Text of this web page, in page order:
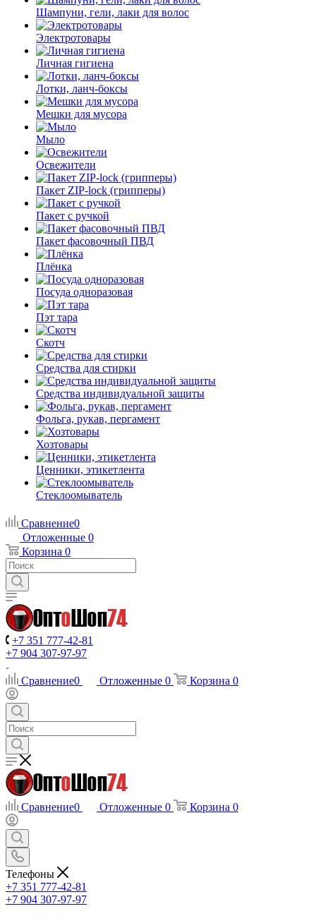
Шампуни, гели, лаки для волос
Электротовары
Личная гигиена
Лотки, ланч-боксы
Мешки для мусора
Мыло
Освежители
Пакет ZIP-lock (грипперы)
Пакет с ручкой
Пакет фасовочный ПВД
Плёнка
Посуда одноразовая
Пэт тара
Скотч
Средства для стирки
Средства индивидуальной защиты
Фольга, рукав, пергамент
Хозтовары
Ценники, этикетлента
Стеклоомыватель
Сравнение0
Отложенные 0
Корзина 0
+7 351 777-42-81
+7 904 307-97-97
Сравнение0 Отложенные 0 Корзина 0
Сравнение0 Отложенные 0 Корзина 0
Телефоны
+7 351 777-42-81
+7 904 307-97-97